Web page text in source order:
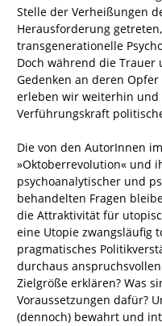
Stelle der Verheißungen
Herausforderung
transgenerationelle
Doch während die Trauer
Gedenken an deren
erleben wir weiterhin und
Verführungskraft
Die von den AutorInnen
»Oktoberrevolution« und
psychoanalytischer und
behandelten Fragen
die Attraktivität für
eine Utopie zwangsläufig
pragmatisches
durchaus
Zielgröße erklären? Was
Voraussetzungen dafür?
(dennoch) bewahrt und